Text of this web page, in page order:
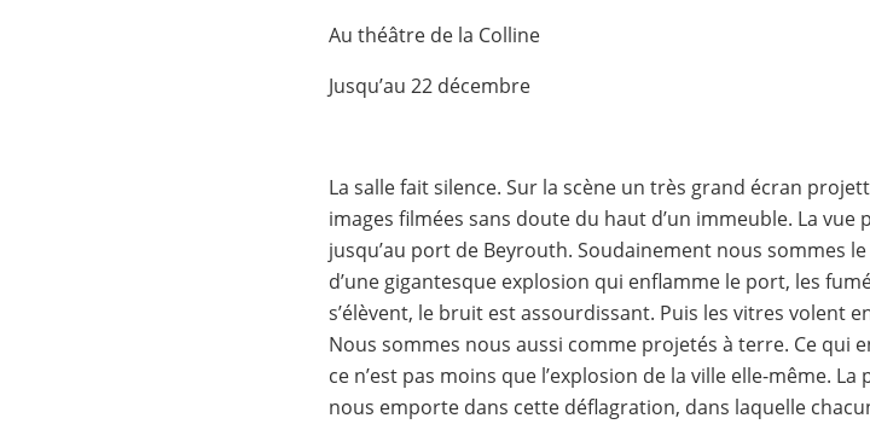
Au théâtre de la Colline
Jusqu’au 22 décembre
La salle fait silence. Sur la scène un très grand écran
images filmées sans doute du haut d’un immeuble. La vue
jusqu’au port de Beyrouth. Soudainement nous sommes
d’une gigantesque explosion qui enflamme le port, les
s’élèvent, le bruit est assourdissant. Puis les vitres volent
Nous sommes nous aussi comme projetés à terre. Ce qui
ce n’est pas moins que l’explosion de la ville elle-même. La
nous emporte dans cette déflagration, dans laquelle